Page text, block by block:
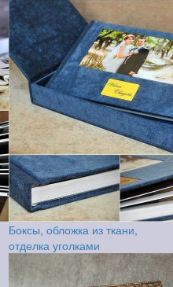
Боксы, обложка из ткани,
отделка уголками